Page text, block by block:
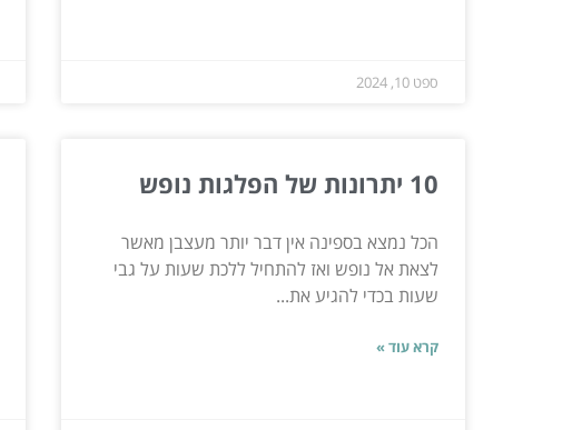
ספט 10, 2024
10 יתרונות של הפלגות נופש
הכל נמצא בספינה אין דבר יותר מעצבן מאשר
לצאת אל נופש ואז להתחיל ללכת שעות על גבי
שעות בכדי להגיע את...
קרא עוד »